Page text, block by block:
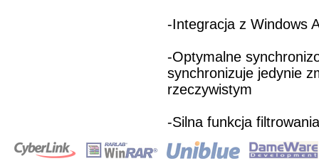
-Integracja z Windows
-Optymalne
synchronizuje jedynie
rzeczywistym
-Silna funkcja